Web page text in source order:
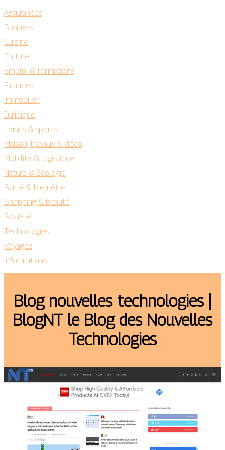
Assurances
Business
Cuisine
Culture
Emploi & formations
Finances
Immobilier
Juridique
Loisirs & sports
Maison, travaux & déco
Mobilité & logistique
Nature & écologie
Santé & bien-être
Shopping & beauté
Société
Technologies
Voyages
Informations
Blog nouvelles technolo­gies |
BlogNT le Blog des Nouvelles
Technolo­gies